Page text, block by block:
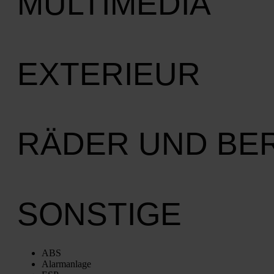
EXTERIEUR
RÄDER UND
SONSTIGE
ABS
Alarm­an­la­ge